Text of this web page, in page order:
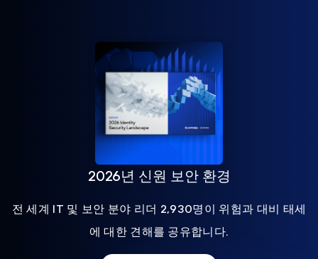
2026년 신원 보안 환경
전 세계 IT 및 보안 분야 리더 2,930명이 위험과 대비 태세
에 대한 견해를 공유합니다.